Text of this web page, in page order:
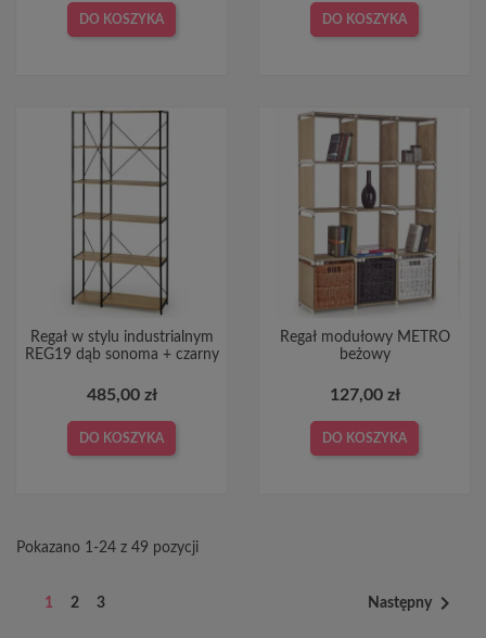
DO KOSZYKA DO KOSZYKA
Regał w stylu industrialnym
REG19 dąb sonoma + czarny
485,00 zł
DO KOSZYKA
Regał modułowy METRO
beżowy
127,00 zł
DO KOSZYKA
Pokazano 1-24 z 49 pozycji
1 2 3 Następny 